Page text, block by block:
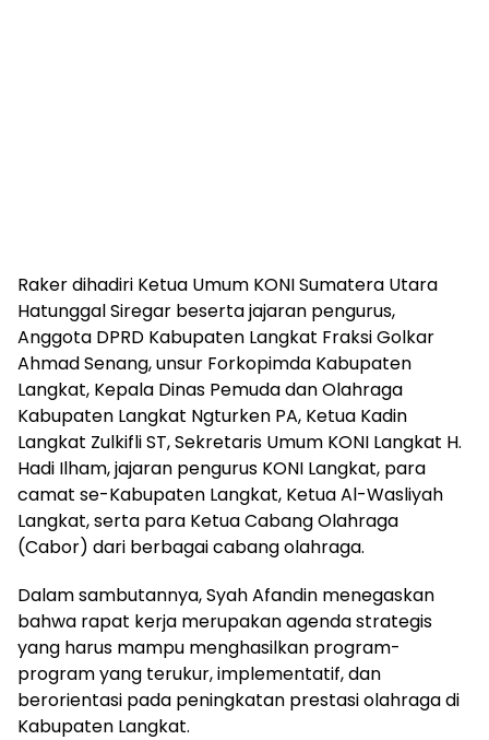
Raker dihadiri Ketua Umum KONI Sumatera Utara
Hatunggal Siregar beserta jajaran pengurus,
Anggota DPRD Kabupaten Langkat Fraksi Golkar
Ahmad Senang, unsur Forkopimda Kabupaten
Langkat, Kepala Dinas Pemuda dan Olahraga
Kabupaten Langkat Ngturken PA, Ketua Kadin
Langkat Zulkifli ST, Sekretaris Umum KONI Langkat H.
Hadi Ilham, jajaran pengurus KONI Langkat, para
camat se-Kabupaten Langkat, Ketua Al-Wasliyah
Langkat, serta para Ketua Cabang Olahraga
(Cabor) dari berbagai cabang olahraga.
Dalam sambutannya, Syah Afandin menegaskan
bahwa rapat kerja merupakan agenda strategis
yang harus mampu menghasilkan program-
program yang terukur, implementatif, dan
berorientasi pada peningkatan prestasi olahraga di
Kabupaten Langkat.